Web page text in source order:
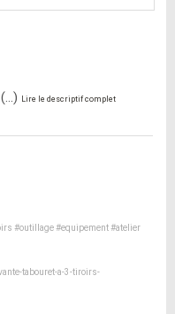
Lire le descriptif complet
#outillage#equipement#atelier
tabouret-a-3-tiroirs-